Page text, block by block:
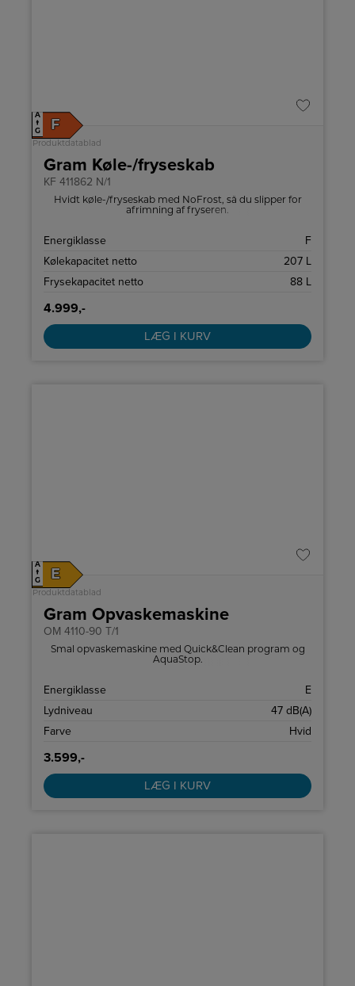
A
↑
G
F
Produktdatablad
Gram Køle-/fryseskab
KF 411862 N/1
Hvidt køle-/fryseskab med NoFrost, så du slipper for
afrimning af fryseren.
Energiklasse
F
Kølekapacitet netto
207 L
Frysekapacitet netto
88 L
4.999,-
LÆG I KURV
A
↑
G
E
Produktdatablad
Gram Opvaskemaskine
OM 4110-90 T/1
Smal opvaskemaskine med Quick&Clean program og
AquaStop.
Energiklasse
E
Lydniveau
47 dB(A)
Farve
Hvid
3.599,-
LÆG I KURV